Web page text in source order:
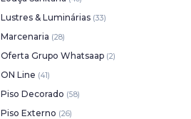
Lustres & Luminárias (33)
Marcenaria (28)
Oferta Grupo Whatsaap (2)
ON Line (41)
Piso Decorado (58)
Piso Externo (26)